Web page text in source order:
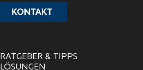
RATGEBER & TIPPS
LÖSUNGEN
KONTAKT